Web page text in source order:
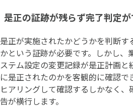
是正の証跡が残らず完了判定
是正が実施されたかどうかを判断
かという証跡が必要です。しかし、
ステム設定の変更記録が是正計画と
に是正されたのかを客観的に確認
ヒアリングして確認するしかなく
告が横行します。